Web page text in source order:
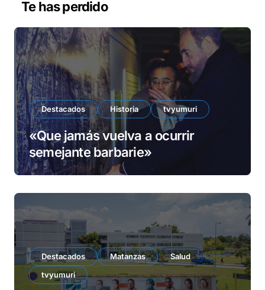
d
o
Te has perdido
Destacados Historia tvyumuri
«Que jamás vuelva a ocurrir
semejante barbarie»
Destacados Matanzas
Salud
tvyumuri